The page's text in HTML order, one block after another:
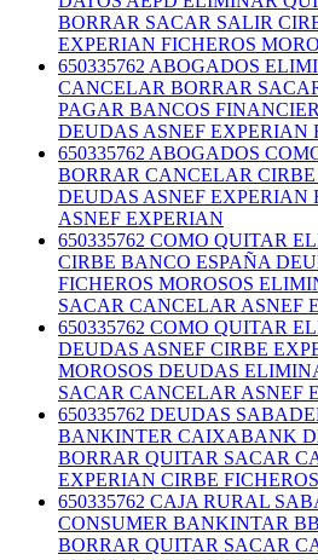
BORRAR SACAR SALIR
EXPERIAN FICHEROS
650335762 ABOGADOS
CANCELAR BORRAR
PAGAR BANCOS
DEUDAS ASNEF EXPERIAN
650335762 ABOGADOS
BORRAR CANCELAR
DEUDAS ASNEF EXPERIAN
ASNEF EXPERIAN
650335762 COMO QUITAR
CIRBE BANCO ESPAÑA
FICHEROS MOROSOS
SACAR CANCELAR ASNEF
650335762 COMO QUITAR
DEUDAS ASNEF CIRBE
MOROSOS DEUDAS
SACAR CANCELAR ASNEF
650335762 DEUDAS
BANKINTER CAIXABANK
BORRAR QUITAR SACAR
EXPERIAN CIRBE
650335762 CAJA RURAL
CONSUMER BANKINTAR
BORRAR QUITAR SACAR